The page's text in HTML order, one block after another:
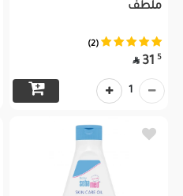
ملطف
(2)
5
31

1